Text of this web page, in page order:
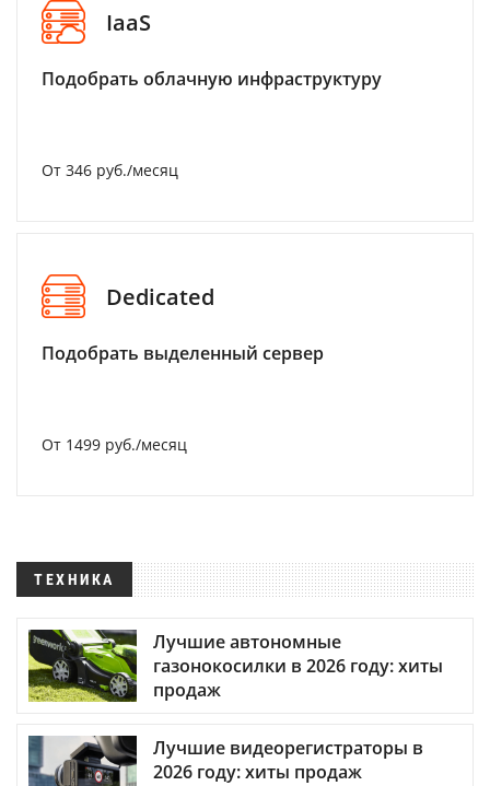
IaaS
Подобрать облачную инфраструктуру
От 346 руб./месяц
Dedicated
Подобрать выделенный сервер
От 1499 руб./месяц
ТЕХНИКА
Лучшие автономные
газонокосилки в 2026 году: хиты
продаж
Лучшие видеорегистраторы в
2026 году: хиты продаж